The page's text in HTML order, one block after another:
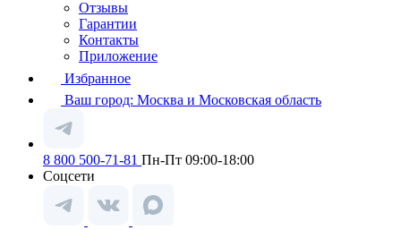
Отзывы
Гарантии
Контакты
Приложение
Избранное
Ваш город: Москва и Московская область
8 800 500-71-81 Пн-Пт 09:00-18:00
Соцсети